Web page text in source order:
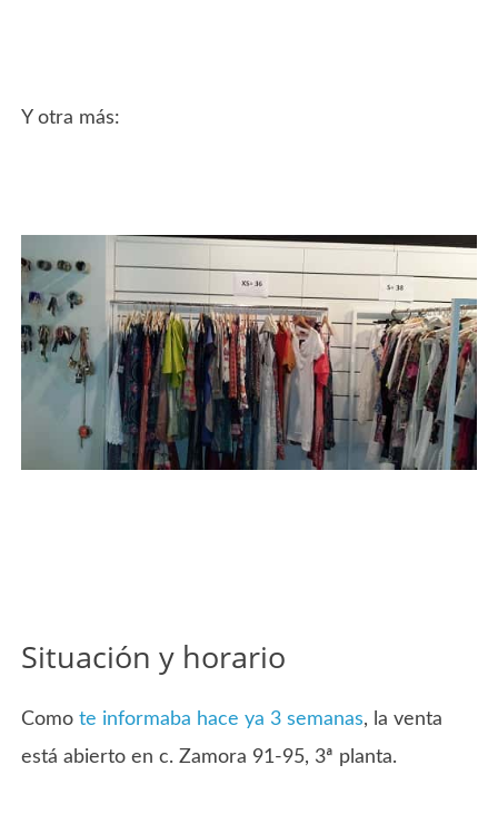
Y otra más:
Situación y horario
Comote informaba hace ya 3 semanas, la venta
está abierto en c. Zamora 91-95, 3ª planta.